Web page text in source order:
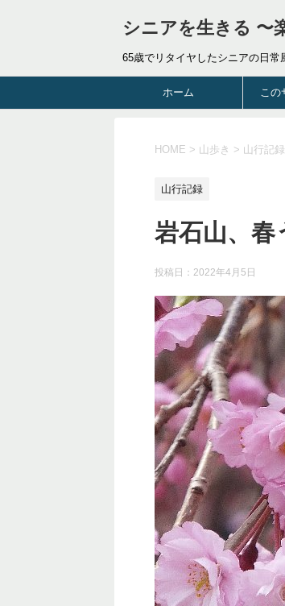
シニアを生きる 〜
65歳でリタイヤしたシニアの日常
ホーム この
HOME > 山歩き > 山行記録
山行記録
岩石山、春
投稿日： 2022年4月5日